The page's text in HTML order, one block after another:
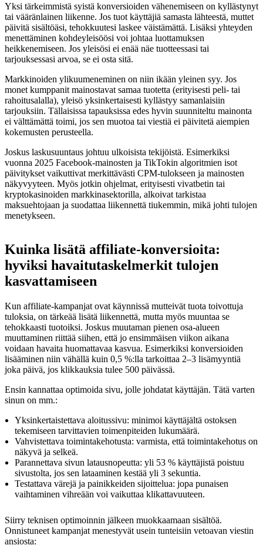
Yksi tärkeimmistä syistä konversioiden vähenemiseen on kyllästynyt
tai vääränlainen liikenne. Jos tuot käyttäjiä samasta lähteestä, muttet
päivitä sisältöäsi, tehokkuutesi laskee väistämättä. Lisäksi yhteyden
menettäminen kohdeyleisöösi voi johtaa luottamuksen
heikkenemiseen. Jos yleisösi ei enää näe tuotteessasi tai
tarjouksessasi arvoa, se ei osta sitä.
Markkinoiden ylikuumeneminen on niin ikään yleinen syy. Jos
monet kumppanit mainostavat samaa tuotetta (erityisesti peli- tai
rahoitusalalla), yleisö yksinkertaisesti kyllästyy samanlaisiin
tarjouksiin. Tällaisissa tapauksissa edes hyvin suunniteltu mainonta
ei välttämättä toimi, jos sen muotoa tai viestiä ei päivitetä aiempien
kokemusten perusteella.
Joskus laskusuuntaus johtuu ulkoisista tekijöistä. Esimerkiksi
vuonna 2025 Facebook-mainosten ja TikTokin algoritmien isot
päivitykset vaikuttivat merkittävästi CPM-tulokseen ja mainosten
näkyvyyteen. Myös jotkin ohjelmat, erityisesti vivatbetin tai
kryptokasinoiden markkinasektorilla, alkoivat tarkistaa
maksuehtojaan ja suodattaa liikennettä tiukemmin, mikä johti tulojen
menetykseen.
Kuinka lisätä affiliate-konversioita:
hyviksi havaitutaskelmerkit tulojen
kasvattamiseen
Kun affiliate-kampanjat ovat käynnissä mutteivät tuota toivottuja
tuloksia, on tärkeää lisätä liikennettä, mutta myös muuntaa se
tehokkaasti tuotoiksi. Joskus muutaman pienen osa-alueen
muuttaminen riittää siihen, että jo ensimmäisen viikon aikana
voidaan havaita huomattavaa kasvua. Esimerkiksi konversioiden
lisääminen niin vähällä kuin 0,5 %:lla tarkoittaa 2–3 lisämyyntiä
joka päivä, jos klikkauksia tulee 500 päivässä.
Ensin kannattaa optimoida sivu, jolle johdatat käyttäjän. Tätä varten
sinun on mm.:
Yksinkertaistettava aloitussivu: minimoi käyttäjältä ostoksen
tekemiseen tarvittavien toimenpiteiden lukumäärä.
Vahvistettava toimintakehotusta: varmista, että toimintakehotus on
näkyvä ja selkeä.
Parannettava sivun latausnopeutta: yli 53 % käyttäjistä poistuu
sivustolta, jos sen lataaminen kestää yli 3 sekuntia.
Testattava värejä ja painikkeiden sijoittelua: jopa punaisen
vaihtaminen vihreään voi vaikuttaa klikattavuuteen.
Siirry teknisen optimoinnin jälkeen muokkaamaan sisältöä.
Onnistuneet kampanjat menestyvät usein tunteisiin vetoavan viestin
ansiosta: